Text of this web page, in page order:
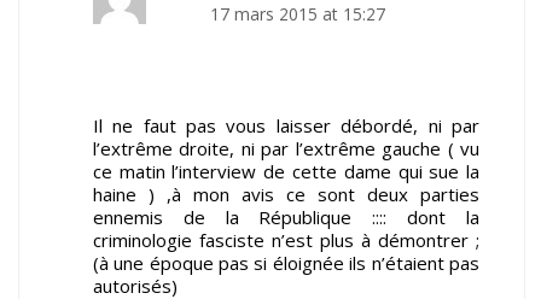
17 mars 2015 at 15:27
Il ne faut pas vous laisser débordé, ni par
l’extrême droite, ni par l’extrême gauche ( vu
ce matin l’interview de cette dame qui sue la
haine ) ,à mon avis ce sont deux parties
ennemis de la République :::: dont la
criminologie fasciste n’est plus à démontrer ;
(à une époque pas si éloignée ils n’étaient pas
autorisés)